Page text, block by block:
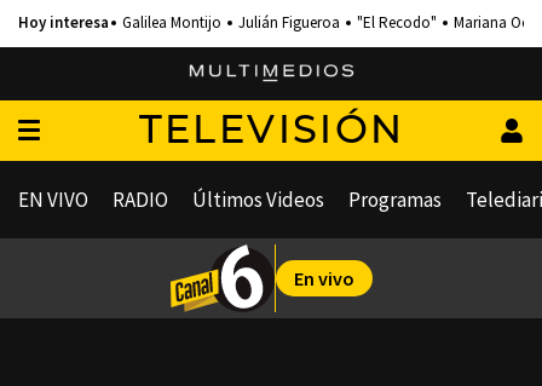
Galilea Montijo Julián Figueroa "El Recodo" Mariana
TELEVISIÓN
EN VIVO RADIO Últimos Videos Programas
En vivo